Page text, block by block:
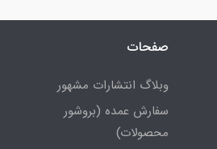
صفحات
وبلاگ انتشارات مشهور
سفارش عمده (بروشور
محصولات)